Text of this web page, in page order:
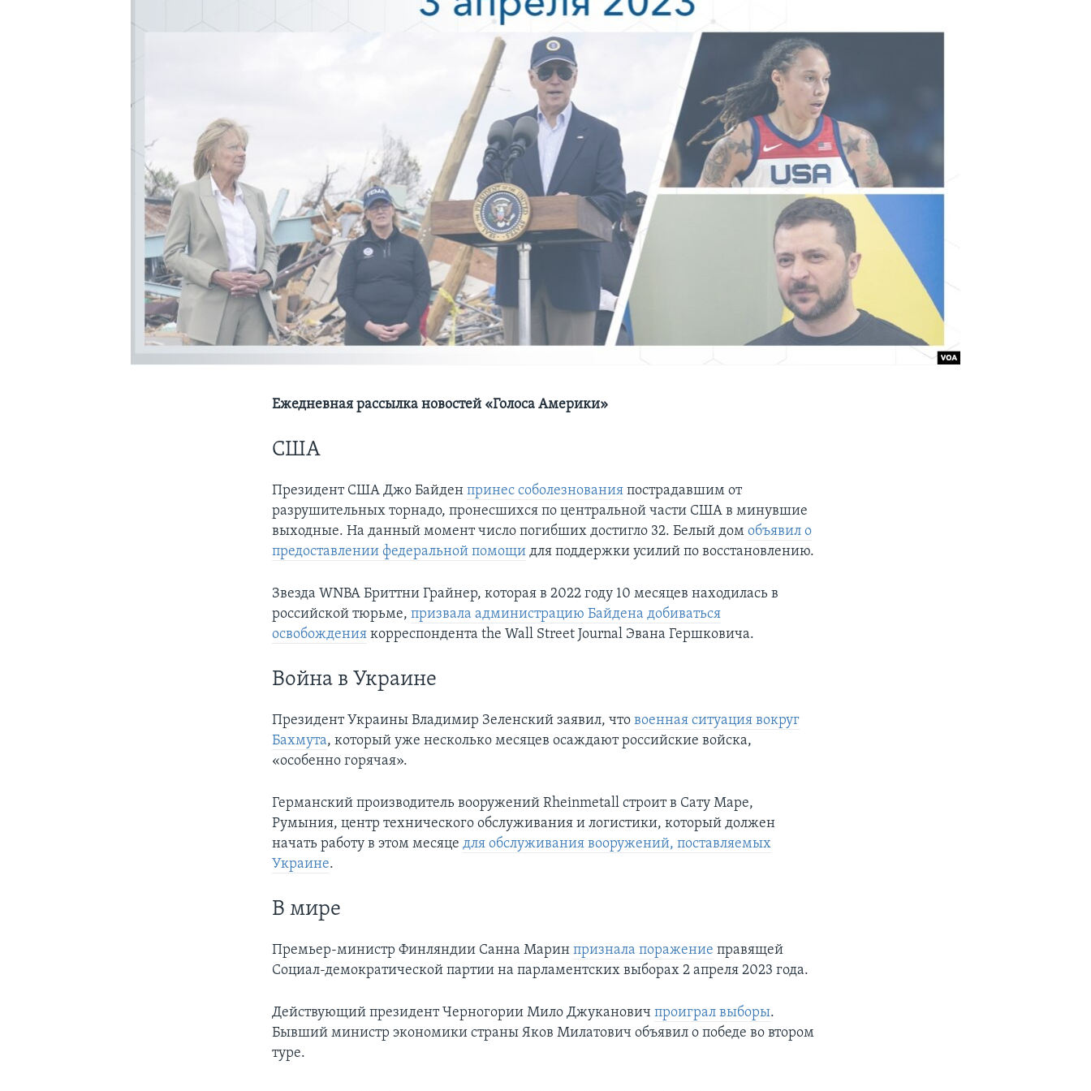
Ежедневная рассылка новостей «Голоса Америки»
США
Президент США Джо Байденпринес соболезнования пострадавшим от
разрушительных торнадо, пронесшихся по центральной части США в минувшие
выходные. На данный момент число погибших достигло 32. Белый домобъявил о
предоставлении федеральной помощи для поддержки усилий по восстановлению.
Звезда WNBA Бриттни Грайнер, которая в 2022 году 10 месяцев находилась в
российской тюрьме,призвала администрацию Байдена добиваться
освобождения корреспондента the Wall Street Journal Эвана Гершковича.
Война в Украине
Президент Украины Владимир Зеленский заявил, чтовоенная ситуация вокруг
Бахмута, который уже несколько месяцев осаждают российские войска,
«особенно горячая».
Германский производитель вооружений Rheinmetall строит в Сату Маре,
Румыния, центр технического обслуживания и логистики, который должен
начать работу в этом месяцедля обслуживания вооружений, поставляемых
Украине.
В мире
Премьер-министр Финляндии Санна Маринпризнала поражение правящей
Социал-демократической партии на парламентских выборах 2 апреля 2023 года.
Действующий президент Черногории Мило Джукановичпроиграл выборы.
Бывший министр экономики страны Яков Милатович объявил о победе во втором
туре.